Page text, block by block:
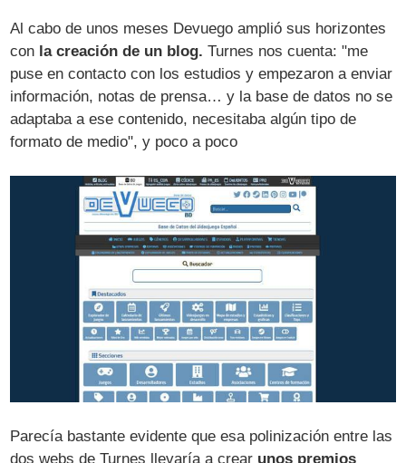
Al cabo de unos meses Devuego amplió sus horizontes
con la creación de un blog. Turnes nos cuenta: "me
puse en contacto con los estudios y empezaron a enviar
información, notas de prensa… y la base de datos no se
adaptaba a ese contenido, necesitaba algún tipo de
formato de medio", y poco a poco
Parecía bastante evidente que esa polinización entre las
dos webs de Turnes llevaría a crear unos premios